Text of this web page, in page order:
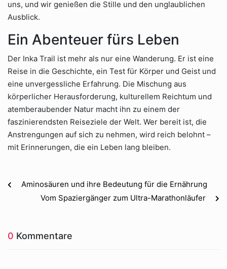
uns, und wir genießen die Stille und den unglaublichen
Ausblick.
Ein Abenteuer fürs Leben
Der Inka Trail ist mehr als nur eine Wanderung. Er ist eine
Reise in die Geschichte, ein Test für Körper und Geist und
eine unvergessliche Erfahrung. Die Mischung aus
körperlicher Herausforderung, kulturellem Reichtum und
atemberaubender Natur macht ihn zu einem der
faszinierendsten Reiseziele der Welt. Wer bereit ist, die
Anstrengungen auf sich zu nehmen, wird reich belohnt –
mit Erinnerungen, die ein Leben lang bleiben.
Aminosäuren und ihre Bedeutung für die Ernährung
Vom Spaziergänger zum Ultra-Marathonläufer
0 Kommentare